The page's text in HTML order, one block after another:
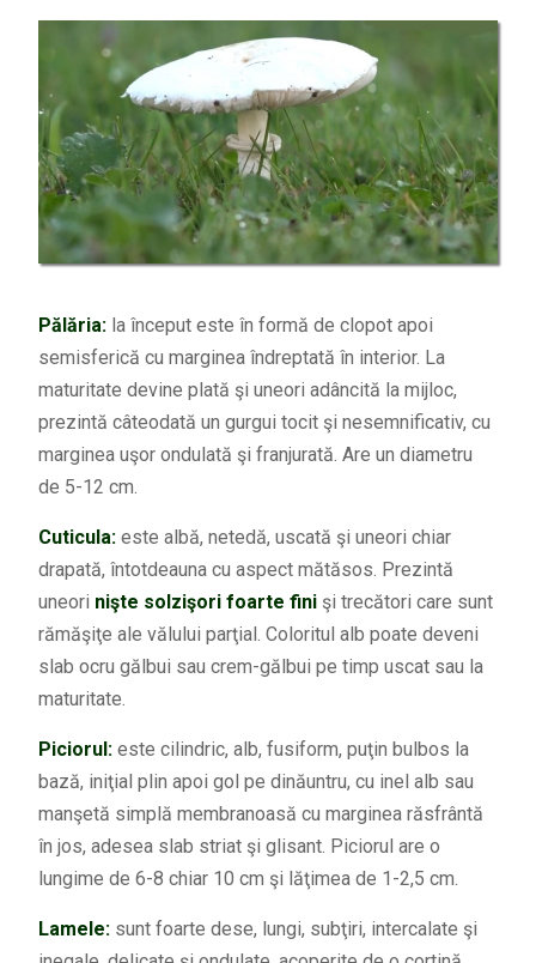
Pălăria:la început este în formă de clopot apoi
semisferică cu marginea îndreptată în interior. La
maturitate devine plată şi uneori adâncită la mijloc,
prezintă câteodată un gurgui tocit şi nesemnificativ, cu
marginea uşor ondulată şi franjurată. Are un diametru
de 5-12 cm.
Cuticula:este albă, netedă, uscată şi uneori chiar
drapată, întotdeauna cu aspect mătăsos. Prezintă
uneori nişte solzişori foarte fini şi trecători care sunt
rămăşiţe ale vălului parţial. Coloritul alb poate deveni
slab ocru gălbui sau crem-gălbui pe timp uscat sau la
maturitate.
Piciorul:este cilindric, alb, fusiform, puţin bulbos la
bază, iniţial plin apoi gol pe dinăuntru, cu inel alb sau
manşetă simplă membranoasă cu marginea răsfrântă
în jos, adesea slab striat şi glisant. Piciorul are o
lungime de 6-8 chiar 10 cm şi lăţimea de 1-2,5 cm.
Lamele:sunt foarte dese, lungi, subţiri, intercalate şi